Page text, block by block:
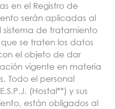
en el Registro de
serán aplicadas al
de tratamiento
se traten los datos
el objeto de dar
vigente en materia
Todo el personal
(Hostal**) y sus
están obligados al